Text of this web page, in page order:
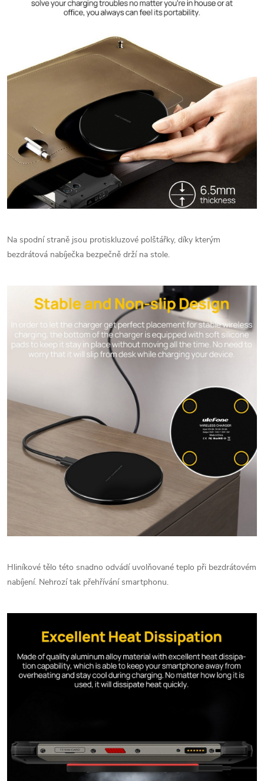
Na spodní straně jsou protiskluzové polštářky, díky kterým
bezdrátová nabíječka bezpečně drží na stole.
Hliníkové tělo této snadno odvádí uvolňované teplo při bezdrátovém
nabíjení. Nehrozí tak přehřívání smartphonu.